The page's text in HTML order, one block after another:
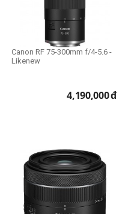
Canon RF 75-300mm f/4-5.6 -
Likenew
4,190,000đ